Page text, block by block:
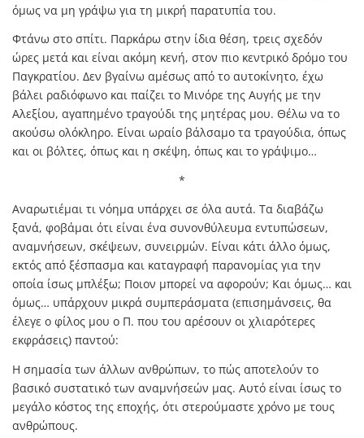
όμως να μη γράψω για τη μικρή παρατυπία του.
Φτάνω στο σπίτι. Παρκάρω στην ίδια θέση, τρεις σχεδόν
ώρες μετά και είναι ακόμη κενή, στον πιο κεντρικό δρόμο του
Παγκρατίου. Δεν βγαίνω αμέσως από το αυτοκίνητο, έχω
βάλει ραδιόφωνο και παίζει το Μινόρε της Αυγής με την
Αλεξίου, αγαπημένο τραγούδι της μητέρας μου. Θέλω να το
ακούσω ολόκληρο. Είναι ωραίο βάλσαμο τα τραγούδια, όπως
και οι βόλτες, όπως και η σκέψη, όπως και το γράψιμο…
*
Αναρωτιέμαι τι νόημα υπάρχει σε όλα αυτά. Τα διαβάζω
ξανά, φοβάμαι ότι είναι ένα συνονθύλευμα εντυπώσεων,
αναμνήσεων, σκέψεων, συνειρμών. Είναι κάτι άλλο όμως,
εκτός από ξέσπασμα και καταγραφή παρανομίας για την
οποία ίσως μπλέξω; Ποιον μπορεί να αφορούν; Και όμως… και
όμως… υπάρχουν μικρά συμπεράσματα (επισημάνσεις, θα
έλεγε ο φίλος μου ο Π. που του αρέσουν οι χλιαρότερες
εκφράσεις) παντού:
Η σημασία των άλλων ανθρώπων, το πώς αποτελούν το
βασικό συστατικό των αναμνήσεών μας. Αυτό είναι ίσως το
μεγάλο κόστος της εποχής, ότι στερούμαστε χρόνο με τους
ανθρώπους.